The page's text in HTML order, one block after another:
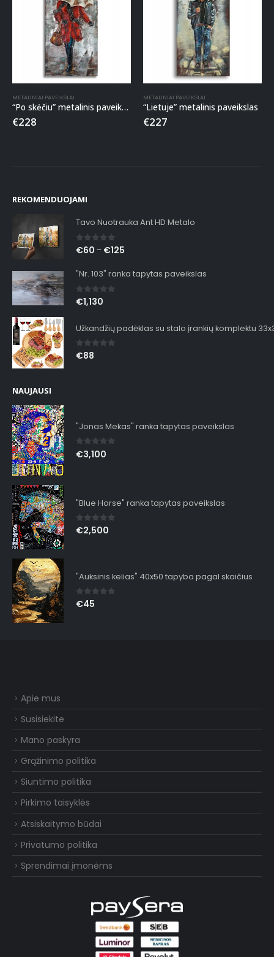
METALINIAI PAVEIKSLAI
“Po skėčiu” metalinis paveikslas
€228
METALINIAI PAVEIKSLAI
“Lietuje” metalinis paveikslas
€227
REKOMENDUOJAMI
Tavo Nuotrauka Ant HD Metalo
0out of 5
€60 – €125
"Nr. 103" ranka tapytas paveikslas
0out of 5
€1,130
Užkandžių padėklas su stalo įrankių komplektu
0out of 5
€88
NAUJAUSI
"Jonas Mekas" ranka tapytas paveikslas
0out of 5
€3,100
"Blue Horse" ranka tapytas paveikslas
0out of 5
€2,500
"Auksinis kelias" 40x50 tapyba pagal skaičius
0out of 5
€45
Apie mus
Susisiekite
Mano paskyra
Grąžinimo politika
Siuntimo politika
Pirkimo taisyklės
Atsiskaitymo būdai
Privatumo politika
Sprendimai įmonėms